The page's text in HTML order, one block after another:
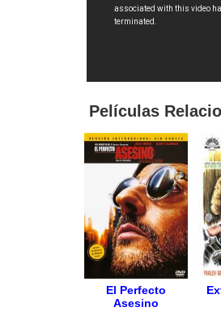
Películas
El Perfecto
Asesino